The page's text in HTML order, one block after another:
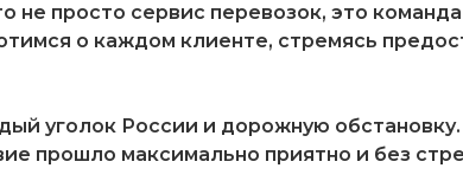
не просто сервис перевозок, это
о каждом клиенте, стремясь
уголок России и дорожную
прошло максимально приятно и без